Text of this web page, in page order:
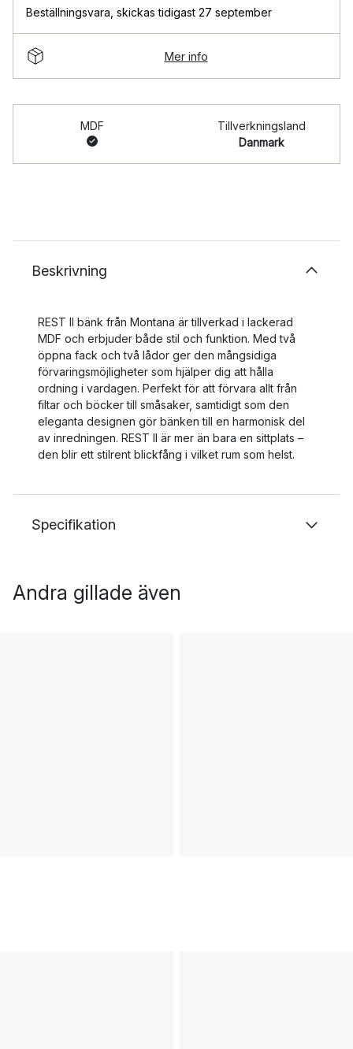
Beställningsvara skickas tidigast 27 september
Mer info
MDF
Tillverkningsland
Danmark
Beskrivning
REST II bänk från Montana är tillverkad i lackerad
MDF och erbjuder både stil och funktion. Med två
öppna fack och två lådor ger den mångsidiga
förvaringsmöjligheter som hjälper dig att hålla
ordning i vardagen. Perfekt för att förvara allt från
filtar och böcker till småsaker, samtidigt som den
eleganta designen gör bänken till en harmonisk del
av inredningen. REST II är mer än bara en sittplats –
den blir ett stilrent blickfång i vilket rum som helst.
Specifikation
Andra gillade även